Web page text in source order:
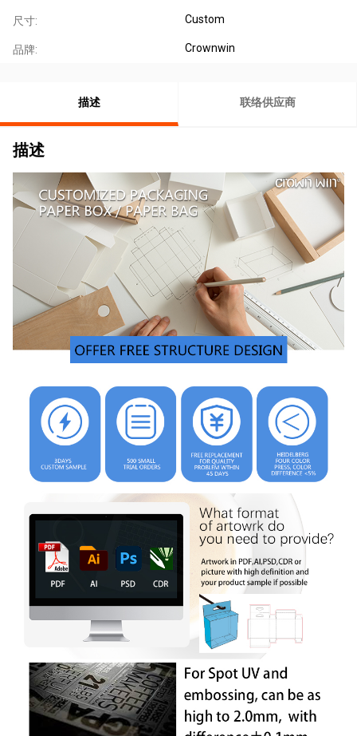
尺寸: Custom
品牌: Crownwin
描述 联络供应商
描述